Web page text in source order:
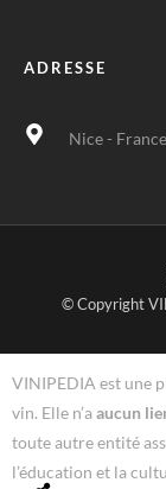
ADRESSE
Nice - France
© Copyright
VINIPEDIA est une
vin. Elle n’a aucun
toute autre entité
l’éducation et la